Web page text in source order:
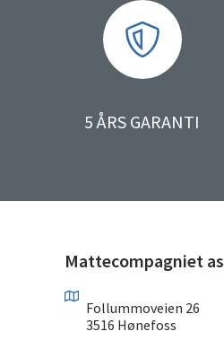
5 ÅRS GARANTI
Mattecompagniet as
Follummoveien 26
3516 Hønefoss